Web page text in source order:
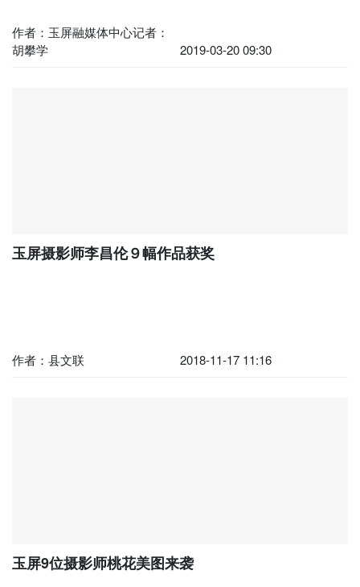
作者：玉屏融媒体中心记者：
胡攀学
2019-03-20 09:30
玉屏摄影师李昌伦９幅作品获奖
作者：​县文联 2018-11-17 11:16
玉屏9位摄影师桃花美图来袭